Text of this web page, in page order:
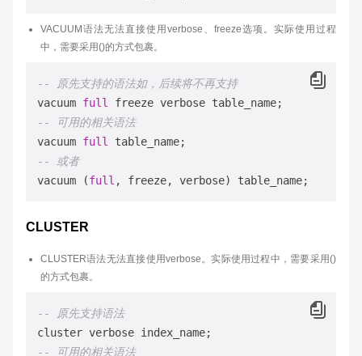
VACUUM语法无法直接使用verbose、freeze选项。实际使用过程
中，需要采用()的方式包裹。
-- 原先支持的语法如，后续将不再支持
vacuum full
-- 可用的相关语法
vacuum full
-- 或者
vacuum (full
CLUSTER
CLUSTER语法无法直接使用verbose。实际使用过程中，需要采用()
的方式包裹。
-- 原先支持语法
-- 可用的相关语法